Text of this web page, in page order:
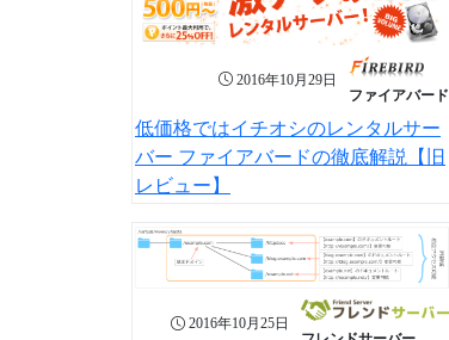
2016年10月29日
ファイアバード
低価格ではイチオシのレンタルサー
バー ファイアバードの徹底解説【旧
レビュー】
2016年10月25日